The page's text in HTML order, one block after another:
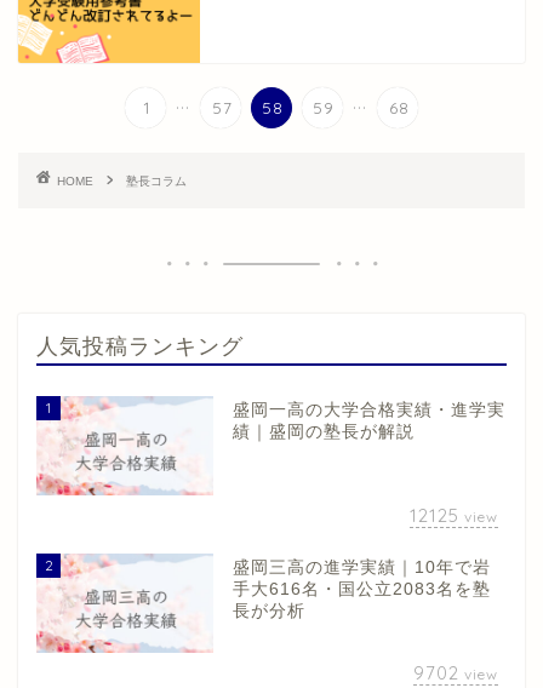
1 ... 57 58 59 ... 68
HOME 塾長コラム
人気投稿ランキング
1
盛岡一高の大学合格実績・進学実
績｜盛岡の塾長が解説
12125 view
2
盛岡三高の進学実績｜10年で岩
手大616名・国公立2083名を塾
長が分析
9702 view